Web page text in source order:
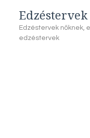
Edzéstervek
Edzéstervek nőknek,
edzéstervek